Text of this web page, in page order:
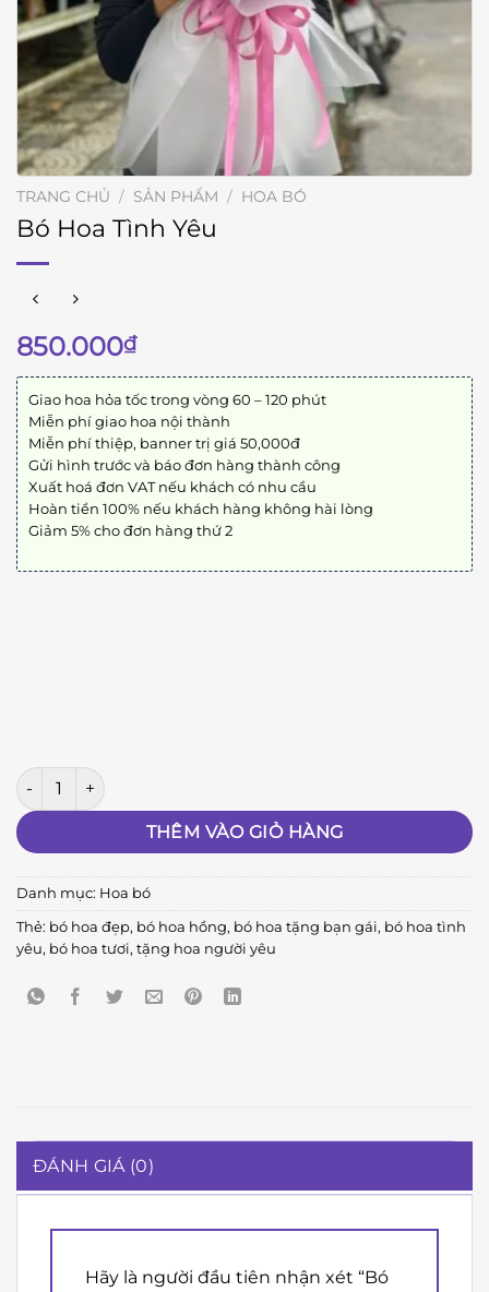
TRANG CHỦ / SẢN PHẨM / HOA BÓ
Bó Hoa Tình Yêu
850.000₫
Giao hoa hỏa tốc trong vòng 60 – 120 phút
Miễn phí giao hoa nội thành
Miễn phí thiệp, banner trị giá 50,000đ
Gửi hình trước và báo đơn hàng thành công
Xuất hoá đơn VAT nếu khách có nhu cầu
Hoàn tiền 100% nếu khách hàng không hài lòng
Giảm 5% cho đơn hàng thứ 2
Bó Hoa Tình Yêu số lượng
THÊM VÀO GIỎ HÀNG
Danh mục: Hoa bó
Thẻ: bó hoa đẹp, bó hoa hồng, bó hoa tặng bạn gái, bó hoa tình
yêu, bó hoa tươi, tặng hoa người yêu
ĐÁNH GIÁ (0)
Hãy là người đầu tiên nhận xét “Bó